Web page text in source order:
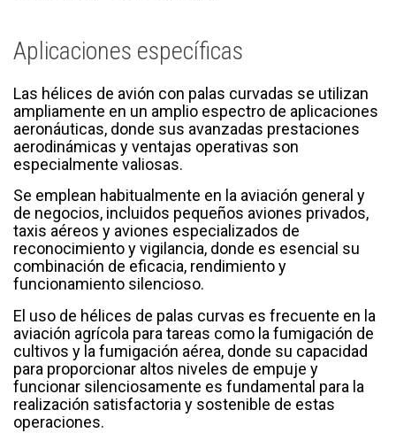
Aplicaciones específicas
Las hélices de avión con palas curvadas se utilizan
ampliamente en un amplio espectro de aplicaciones
aeronáuticas, donde sus avanzadas prestaciones
aerodinámicas y ventajas operativas son
especialmente valiosas.
Se emplean habitualmente en la aviación general y
de negocios, incluidos pequeños aviones privados,
taxis aéreos y aviones especializados de
reconocimiento y vigilancia, donde es esencial su
combinación de eficacia, rendimiento y
funcionamiento silencioso.
El uso de hélices de palas curvas es frecuente en la
aviación agrícola para tareas como la fumigación de
cultivos y la fumigación aérea, donde su capacidad
para proporcionar altos niveles de empuje y
funcionar silenciosamente es fundamental para la
realización satisfactoria y sostenible de estas
operaciones.